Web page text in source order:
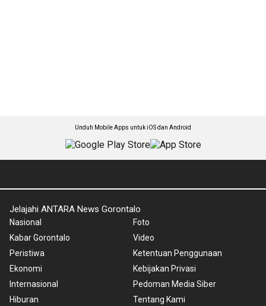
Unduh Mobile Apps untuk iOS dan Android
Jelajahi ANTARA News Gorontalo
Nasional
Kabar Gorontalo
Peristiwa
Ekonomi
Internasional
Hiburan
Foto
Video
Ketentuan Penggunaan
Kebijakan Privasi
Pedoman Media Siber
Tentang Kami